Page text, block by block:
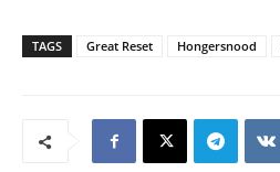
TAGS Great Reset Hongersnood